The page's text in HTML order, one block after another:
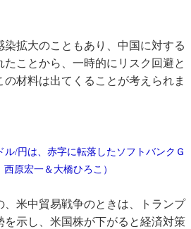
拡大のこともあり、中国に対する
ことから、一時的にリスク回避と
材料は出てくることが考えられま
/円は、赤字に転落したソフトバンクＧ
原宏一＆大橋ひろこ）
米中貿易戦争のときは、トランプ
を示し、米国株が下がると経済対策